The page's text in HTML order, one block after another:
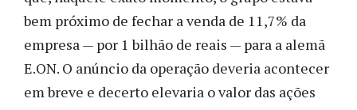
bem próximo de fechar a venda de 11,7% da
empresa — por 1 bilhão de reais — para a alemã
E.ON. O anúncio da operação deveria acontecer
em breve e decerto elevaria o valor das ações